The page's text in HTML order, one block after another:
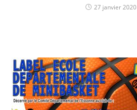
27 janvier 2020